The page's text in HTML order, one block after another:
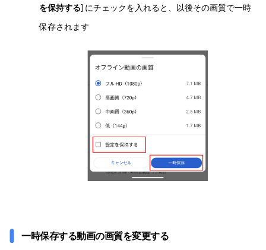
を保持する] にチェックを入れると、以後その画質で一時
保存されます
一時保存する動画の画質を変更する